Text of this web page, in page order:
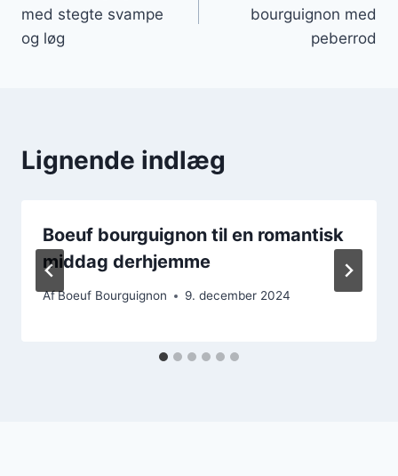
med stegte svampe
og løg
bourguignon med
peberrod
Lignende indlæg
Boeuf bourguignon til en romantisk
middag derhjemme
AfBoeuf Bourguignon 9. december 2024